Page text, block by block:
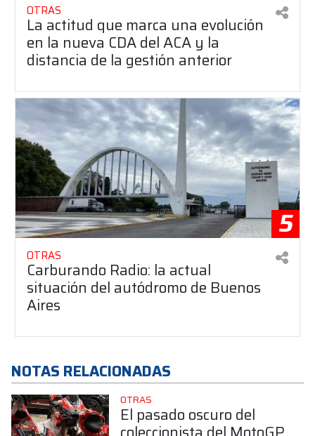
OTRAS
La actitud que marca una evolución
en la nueva CDA del ACA y la
distancia de la gestión anterior
5
OTRAS
Carburando Radio: la actual
situación del autódromo de Buenos
Aires
NOTAS RELACIONADAS
OTRAS
El pasado oscuro del